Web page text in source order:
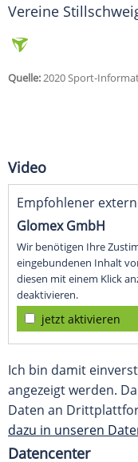
Vereine
Quelle:2020 Sport-
Video
Empfohlener
Glomex GmbH
Wir benötigen Ihre
eingebundenen Inhalt
diesen mit einem Klick
deaktivieren.
jetzt aktivieren
Ich bin damit
angezeigt werden.
Daten an
dazu in unseren
Datencenter